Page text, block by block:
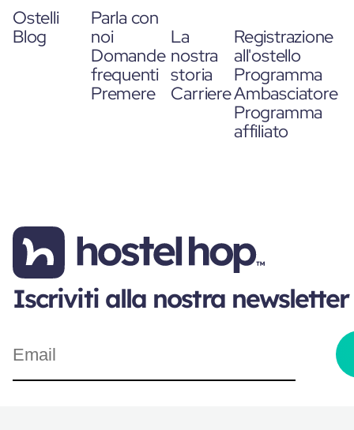
Ostelli
Blog
Parla con
noi
Domande
frequenti
Premere
La
nostra
storia
Carriere
Registrazione
all'ostello
Programma
Ambasciatore
Programma
affiliato
Iscriviti alla nostra newsletter